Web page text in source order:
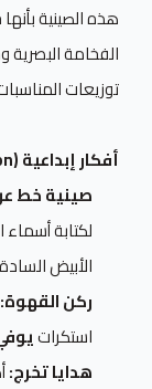
هذه الصينية
الفخامة البصرية
توزيعات
أفكار إبداعية (Creative Inspiration)
صينية خط
لكتابة أسماء
الأبيض
ركن القهوة:
استكرات
هدايا تخرج: